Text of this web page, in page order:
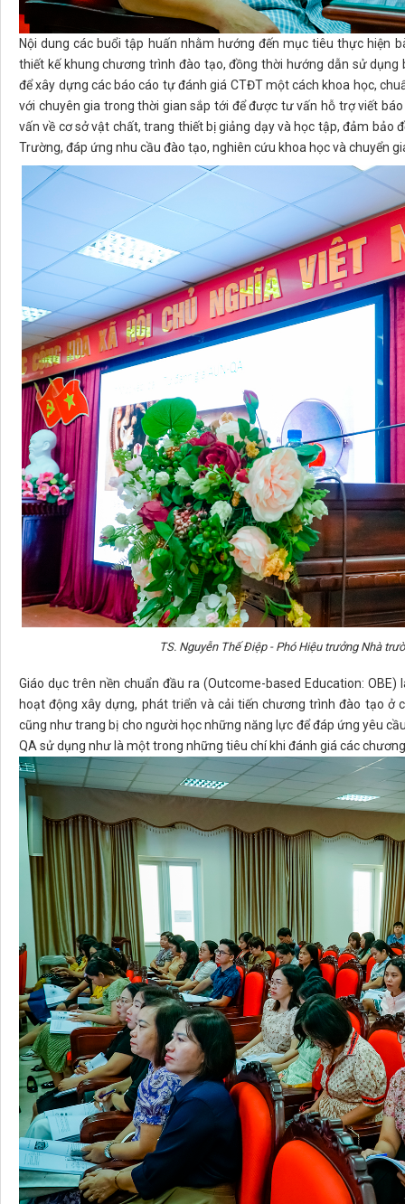
Nội dung các buổi tập huấn nhằm hướng đến mục tiêu thực hiện
thiết kế khung chương trình đào tạo, đồng thời hướng dẫn sử
để xây dựng các báo cáo tự đánh giá CTĐT một cách khoa học,
với chuyên gia trong thời gian sắp tới để được tư vấn hỗ trợ viết
vấn về cơ sở vật chất, trang thiết bị giảng dạy và học tập, đảm bảo
Trường, đáp ứng nhu cầu đào tạo, nghiên cứu khoa học và chuyển
TS. Nguyễn Thế Điệp - Phó Hiệu trưởng Nhà
Giáo dục trên nền chuẩn đầu ra (Outcome-based Education:
hoạt động xây dựng, phát triển và cải tiến chương trình đào tạo ở
cũng như trang bị cho người học những năng lực để đáp ứng yêu
QA sử dụng như là một trong những tiêu chí khi đánh giá các